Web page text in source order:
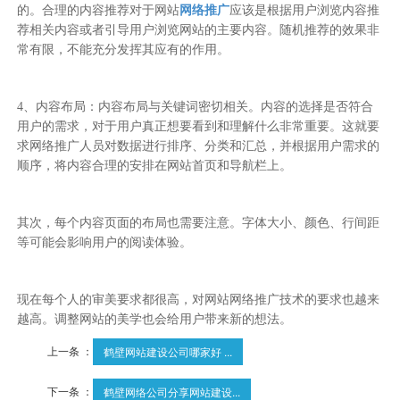
的。合理的内容推荐对于网站网络推广应该是根据用户浏览内容推
荐相关内容或者引导用户浏览网站的主要内容。随机推荐的效果非
常有限，不能充分发挥其应有的作用。
4、内容布局：内容布局与关键词密切相关。内容的选择是否符合
用户的需求，对于用户真正想要看到和理解什么非常重要。这就要
求网络推广人员对数据进行排序、分类和汇总，并根据用户需求的
顺序，将内容合理的安排在网站首页和导航栏上。
其次，每个内容页面的布局也需要注意。字体大小、颜色、行间距
等可能会影响用户的阅读体验。
现在每个人的审美要求都很高，对网站网络推广技术的要求也越来
越高。调整网站的美学也会给用户带来新的想法。
上一条 ： 鹤壁网站建设公司哪家好 ...
下一条 ： 鹤壁网络公司分享网站建设...